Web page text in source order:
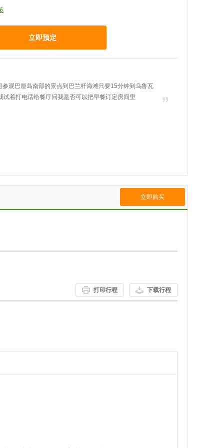
立即预定
观巴厘岛南部的景点到巴兰杆海滩只要15分钟到乌鲁瓦
试着打电话给餐厅问我是否可以把早餐订定房间里
立即购买
打印行程 下载行程